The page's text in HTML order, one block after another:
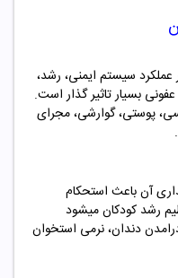
سیستم ایمنی، رشد،
بسیار تاثیر گذار است.
پوستی، گوارشی، مجرای
آن باعث استحکام
رشد کودکان میشود
دندان، نرمی استخوان